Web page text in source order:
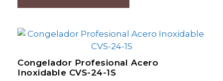
Congelador Profesional Acero
Inoxidable CVS-24-1S